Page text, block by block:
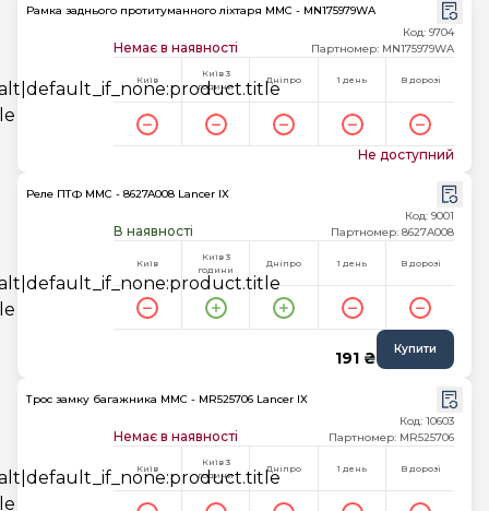
Рамка заднього протитуманного ліхтаря MMC - MN175979WA
Немає в наявності
Код: 9704
Партномер: MN175979WA
Київ
Київ 3
години
Дніпро 1 день В дорозі
Не доступний
Реле ПТФ MMC - 8627A008 Lancer IX
В наявності
Код: 9001
Партномер: 8627A008
Київ
Київ 3
години
Дніпро 1 день В дорозі
191 ₴ Купити
Трос замку багажника MMC - MR525706 Lancer IX
Немає в наявності
Код: 10603
Партномер: MR525706
Київ
Київ 3
години
Дніпро 1 день В дорозі